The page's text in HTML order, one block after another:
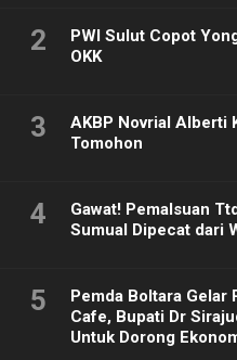
2
PWI Sulut Copot
OKK
3
AKBP Novrial Alberti
Tomohon
4
Gawat! Pemalsuan
Sumual Dipecat dari
5
Pemda Boltara Gelar
Cafe, Bupati Dr
Untuk Dorong